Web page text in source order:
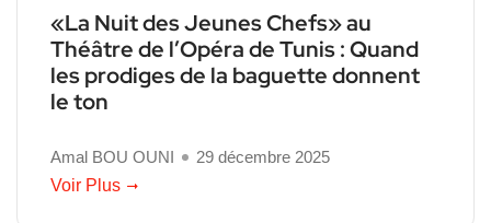
«La Nuit des Jeunes Chefs» au
Théâtre de l’Opéra de Tunis : Quand
les prodiges de la baguette donnent
le ton
Amal BOU OUNI
29 décembre 2025
Voir Plus